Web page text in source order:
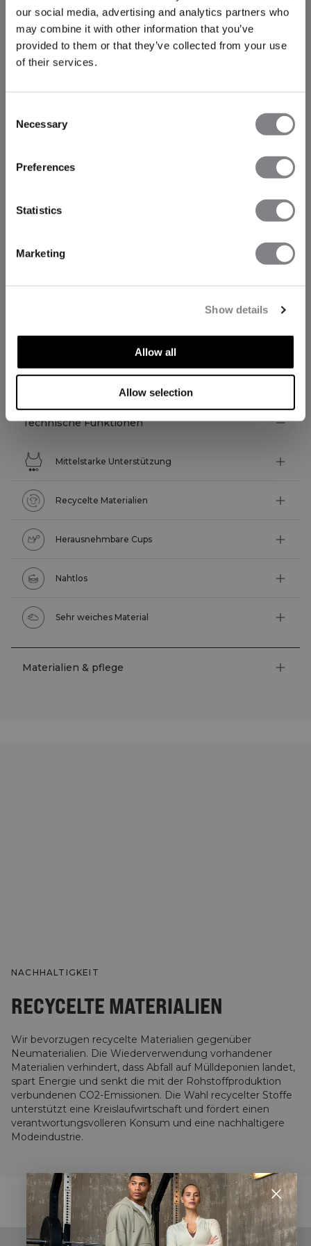
our social media, advertising and analytics partners who
may combine it with other information that you’ve
provided to them or that they’ve collected from your use
of their services.
Selection
Necessary
Preferences
Statistics
Marketing
Show details
Allow all
Allow selection
TECHNISCHE ASPEKTE
Technische Funktionen
Mittelstarke Unterstützung
Recycelte Materialien
Herausnehmbare Cups
Nahtlos
Sehr weiches Material
Materialien & pflege
NACHHALTIGKEIT
RECYCELTE MATERIALIEN
Wir bevorzugen recycelte Materialien gegenüber
Neumaterialien. Die Wiederverwendung vorhandener
Materialien verhindert, dass Abfall auf Mülldeponien landet,
spart Energie und senkt die mit der Rohstoffproduktion
verbundenen CO2-Emissionen. Die Wahl recycelter Stoffe
unterstützt eine Kreislaufwirtschaft und fördert einen
verantwortungsvolleren Konsum und eine nachhaltigere
Modeindustrie.
STYLE WITH